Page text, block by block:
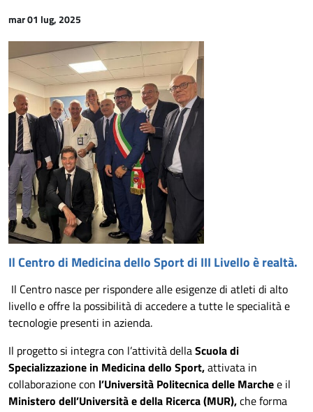
mar 01 lug, 2025
Il Centro di Medicina dello Sport di III Livello è realtà.
Il Centro nasce per rispondere alle esigenze di atleti di alto
livello e offre la possibilità di accedere a tutte le specialità e
tecnologie presenti in azienda.
Il progetto si integra con l’attività dellaScuola di
Specializzazione in Medicina dello Sport,attivata in
collaborazione con l’Università Politecnica delle Marchee il
Ministero dell’Università e della Ricerca (MUR),che forma